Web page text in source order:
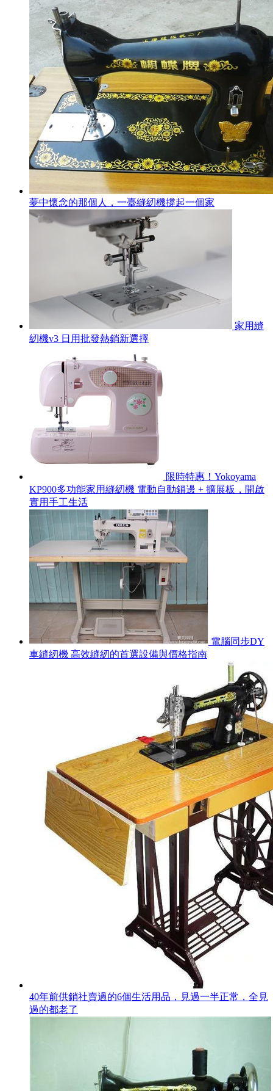
夢中懷念的那個人，一臺縫紉機撐起一個家
家用縫
紉機v3 日用批發熱銷新選擇
限時特惠！Yokoyama
KP900多功能家用縫紉機 電動自動鎖邊 + 擴展板，開啟
實用手工生活
電腦同步DY
車縫紉機 高效縫紉的首選設備與價格指南
40年前供銷社賣過的6個生活用品，見過一半正常，全見
過的都老了